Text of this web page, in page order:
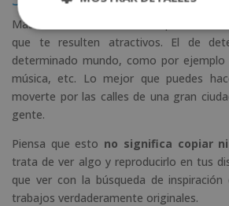
Más allá de las raíces tiene que haber
que te resulten atractivos. El de
determinado mundo, como por ejemplo
música, etc. Lo mejor que puedes
moverte por las calles de una gran
gente.
Piensa que esto no significa copiar
trata de ver algo y reproducirlo en tus
que ver con la búsqueda de
trabajos verdaderamente originales.